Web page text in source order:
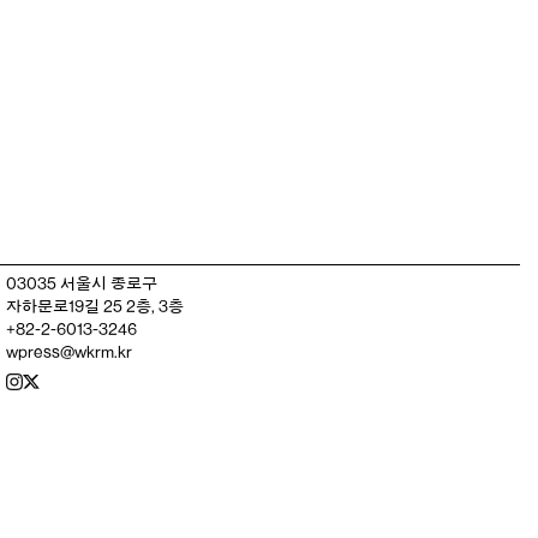
03035 서울시 종로구
자하문로19길 25 2층, 3층
+82-2-6013-3246
wpress@wkrm.kr